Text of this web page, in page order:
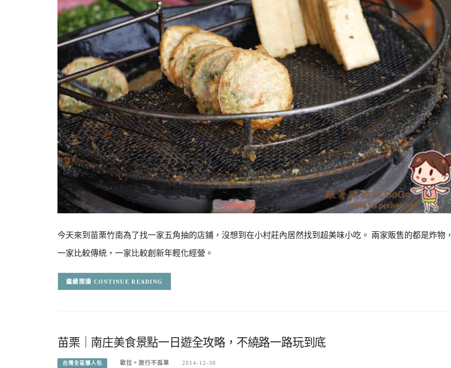
今天來到苗栗竹南為了找一家五角抽的店鋪，沒想到在小村莊內居然找到超美味小吃。 兩家販售的都是炸物，
一家比較傳統，一家比較創新年輕化經營。
CONTINUE READING
苗栗｜南庄美食景點一日遊全攻略，不繞路一路玩到底
台灣全區懶人包 歐拉。旅行不孤單 2014-12-30